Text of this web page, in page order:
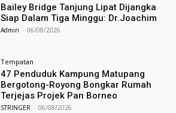
Bailey Bridge Tanjung Lipat Dijangka
Siap Dalam Tiga Minggu: Dr.Joachim
Admin - 06/08/2026
Tempatan
47 Penduduk Kampung Matupang
Bergotong-Royong Bongkar Rumah
Terjejas Projek Pan Borneo
STRINGER - 06/08/2026